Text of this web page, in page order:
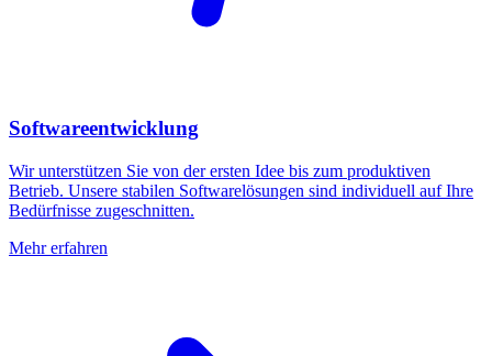
Softwareentwicklung
Wir unterstützen Sie von der ersten Idee bis zum produktiven
Betrieb. Unsere stabilen Softwarelösungen sind individuell auf Ihre
Bedürfnisse zugeschnitten.
Mehr erfahren